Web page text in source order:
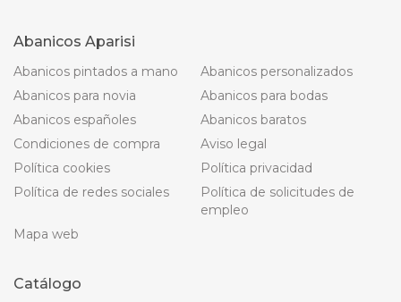
Abanicos Aparisi
Abanicos pintados a mano
Abanicos personalizados
Abanicos para novia
Abanicos para bodas
Abanicos españoles
Abanicos baratos
Condiciones de compra
Aviso legal
Política cookies
Política privacidad
Política de redes sociales
Política de solicitudes de
empleo
Mapa web
Catálogo